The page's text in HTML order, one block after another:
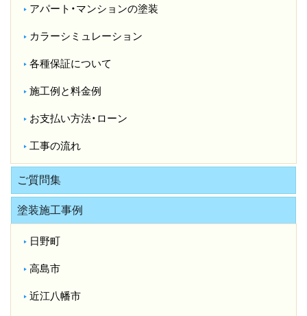
アパート・マンションの塗装
カラーシミュレーション
各種保証について
施工例と料金例
お支払い方法・ローン
工事の流れ
ご質問集
塗装施工事例
日野町
高島市
近江八幡市